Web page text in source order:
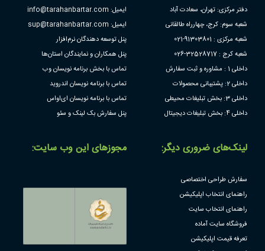
دفتر مرکزی: تهران، سعادت آباد
شعبه سوم: کرج، چهارراه طالقانی
شعبه مرکزی : 91303801-021
شعبه کرج : 32528717-026
داخلی 1 : مشاوره و ثبت سفارش
داخلی 2: پشتیبانی محصولات
داخلی 3: بخش تبلیغات محیطی
داخلی 4: بخش تبلیغات دیجیتال
ایمیل: info@tarahanbartar.com
ایمیل: sup@tarahanbartar.com
پنل توسعه دهندگان نرم‌افزار
پنل همکاران و نمایندگان استان‌ها
تماس با بخش برنامه نویسان وب
تماس با برنامه نویسان اندروید
تماس با برنامه نویسان ای‌او‌اس
پنل سفارش بک لینک و سئو
لینک‌های ضروری دیگر:
سفارش طراحی اختصاصی
راهنمای انتخاب اپلیکیشن
راهنمای انتخاب سایت
فروشگاه سایت آماده
تعرفه قیمت اپلیکیشن
مجوز‌های این وب سایت: